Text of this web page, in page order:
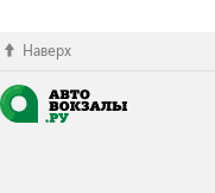
Наверх